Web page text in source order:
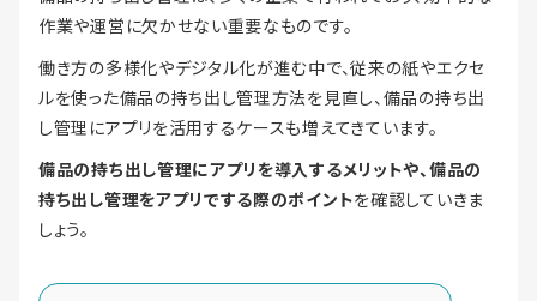
作業や運営に欠かせない重要なものです。
働き方の多様化やデジタル化が進む中で、従来の紙やエクセ
ルを使った備品の持ち出し管理方法を見直し、備品の持ち出
し管理にアプリを活用するケースも増えてきています。
備品の持ち出し管理にアプリを導入するメリットや、備品の
持ち出し管理をアプリでする際のポイントを確認していきま
しょう。